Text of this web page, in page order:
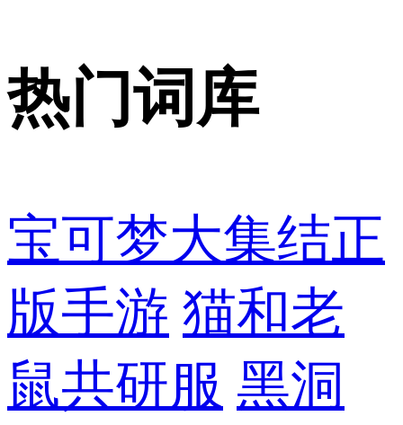
热门词库
宝可梦大集结正
版手游 猫和老
鼠共研服 黑洞